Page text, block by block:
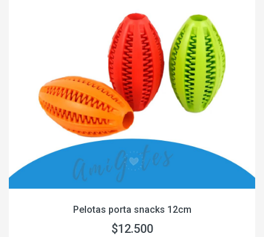
Pelotas porta snacks 12cm
$12.500